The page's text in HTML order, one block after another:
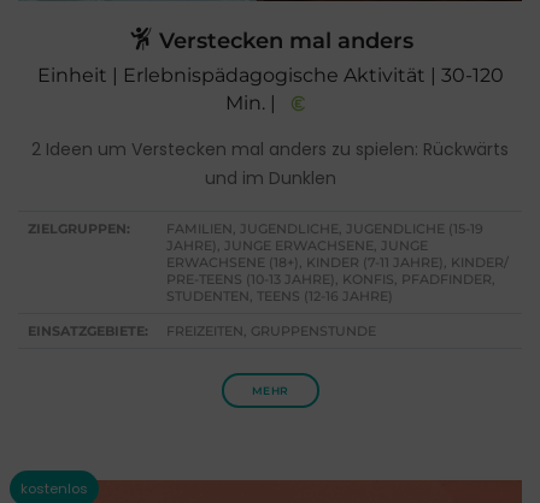
Verstecken mal anders
Einheit | Erlebnispädagogische Aktivität | 30-120
Min. |
2 Ideen um Verstecken mal anders zu spielen: Rückwärts
und im Dunklen
ZIELGRUPPEN:
FAMILIEN, JUGENDLICHE, JUGENDLICHE (15-19
JAHRE), JUNGE ERWACHSENE, JUNGE
ERWACHSENE (18+), KINDER (7-11 JAHRE), KINDER/
PRE-TEENS (10-13 JAHRE), KONFIS, PFADFINDER,
STUDENTEN, TEENS (12-16 JAHRE)
EINSATZGEBIETE: FREIZEITEN, GRUPPENSTUNDE
MEHR